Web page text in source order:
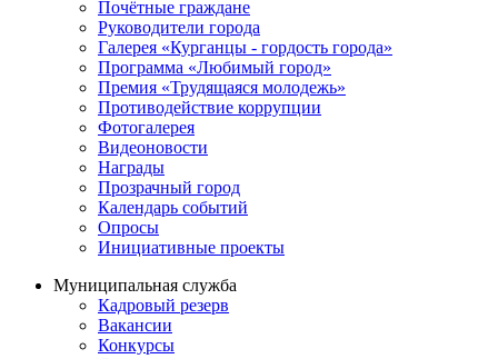
Почётные граждане
Руководители города
Галерея «Курганцы - гордость города»
Программа «Любимый город»
Премия «Трудящаяся молодежь»
Противодействие коррупции
Фотогалерея
Видеоновости
Награды
Прозрачный город
Календарь событий
Опросы
Инициативные проекты
Муниципальная служба
Кадровый резерв
Вакансии
Конкурсы